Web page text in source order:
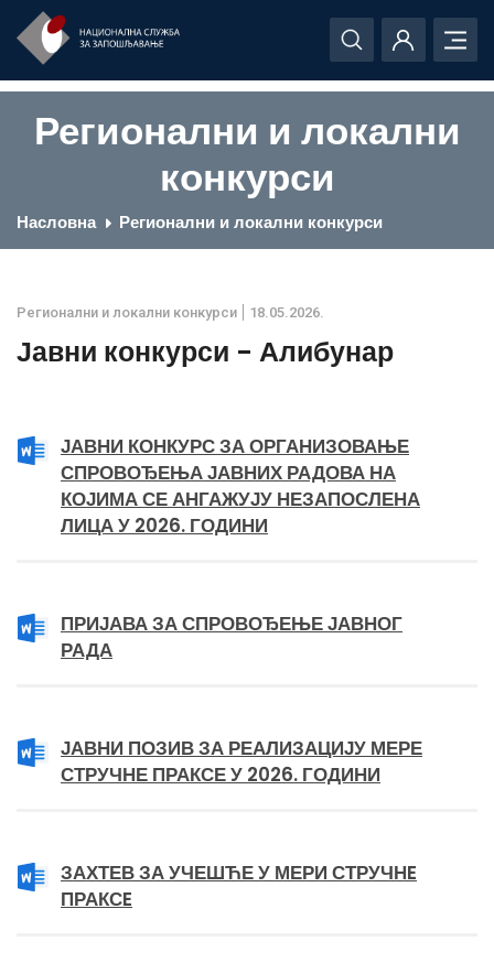
Регионални и локални
конкурси
Насловна Регионални и локални конкурси
Регионални и локални конкурси 18.05.2026.
Јавни конкурси - Алибунар
ЈАВНИ КОНКУРС ЗА ОРГАНИЗОВАЊЕ
СПРОВОЂЕЊА ЈАВНИХ РАДОВА НА
КОЈИМА СЕ АНГАЖУЈУ НЕЗАПОСЛЕНА
ЛИЦА У 2026. ГОДИНИ
ПРИЈАВА ЗА СПРОВОЂЕЊЕ ЈАВНОГ
РАДА
ЈАВНИ ПОЗИВ ЗА РЕАЛИЗАЦИЈУ МЕРЕ
СТРУЧНЕ ПРАКСЕ У 2026. ГОДИНИ
ЗАХТЕВ ЗА УЧЕШЋЕ У МЕРИ СТРУЧНE
ПРАКСE